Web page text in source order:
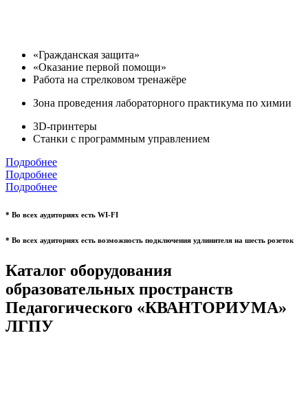
«Гражданская защита»
«Оказание первой помощи»
Работа на стрелковом тренажёре
Зона проведения лабораторного практикума по химии
3D-принтеры
Станки с программным управлением
Подробнее
Подробнее
Подробнее
* Во всех аудиториях есть WI-FI
* Во всех аудиториях есть возможность подключения удлинителя на шесть розеток
Каталог оборудования
образовательных пространств
Педагогического «КВАНТОРИУМА»
ЛГПУ